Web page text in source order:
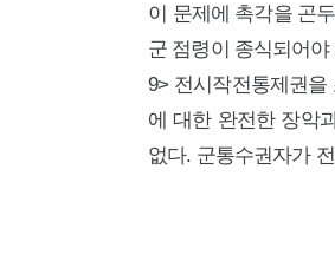
이 문제에 촉각을 곤
군 점령이 종식되어
9> 전시작전통제권
에 대한 완전한 장악
없다. 군통수권자가